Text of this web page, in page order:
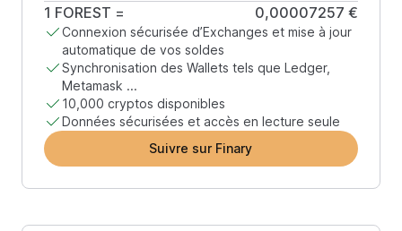
1 FOREST = 0,00007257 €
Connexion sécurisée d’Exchanges et mise à jour
automatique de vos soldes
Synchronisation des Wallets tels que Ledger,
Metamask ...
10,000 cryptos disponibles
Données sécurisées et accès en lecture seule
Suivre sur Finary